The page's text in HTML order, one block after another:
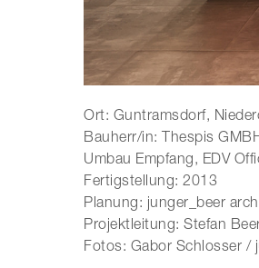
Ort: Guntramsdorf,
Bauherr/in: Thespis
Umbau Empfang, EDV
Fertigstellung: 2013
Planung: junger_beer
Projektleitung: Stefan
Fotos: Gabor Schlosser /